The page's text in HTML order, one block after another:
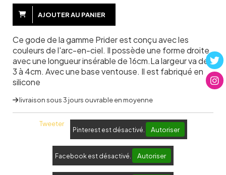
AJOUTER AU PANIER
Ce gode de la gamme Prider est conçu avec les
couleurs de l'arc-en-ciel. Il possède une forme droite
avec une longueur insérable de 16cm.La largeur va de
3 à 4cm. Avec une base ventouse. Il est fabriqué en
silicone
livraison sous 3 jours ouvrable en moyenne
Tweeter
Pinterest est désactivé. Autoriser
Facebook est désactivé. Autoriser